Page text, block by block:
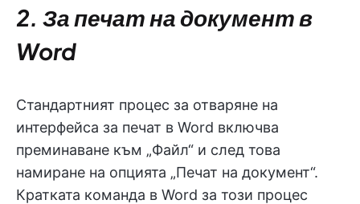
2. За печат на документ в
Word
Стандартният процес за отваряне на
интерфейса за печат в Word включва
преминаване към „Файл“ и след това
намиране на опцията „Печат на документ“.
Кратката команда в Word за този процес